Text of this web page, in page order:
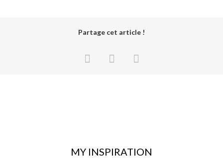
Partage cet article !
MY INSPIRATION